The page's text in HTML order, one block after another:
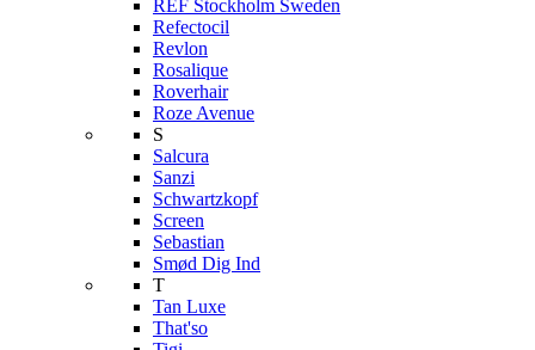
REF Stockholm Sweden
Refectocil
Revlon
Rosalique
Roverhair
Roze Avenue
S
Salcura
Sanzi
Schwartzkopf
Screen
Sebastian
Smød Dig Ind
T
Tan Luxe
That'so